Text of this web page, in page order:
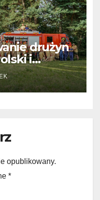
drużyn
i
opublikowany.
*